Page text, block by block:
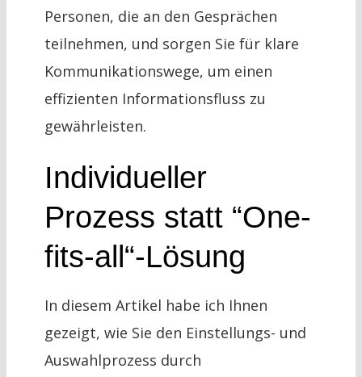
Personen, die an den Gesprächen
teilnehmen, und sorgen Sie für klare
Kommunikationswege, um einen
effizienten Informationsfluss zu
gewährleisten.
Individueller
Prozess statt “One-
fits-all“-Lösung
In diesem Artikel habe ich Ihnen
gezeigt, wie Sie den Einstellungs- und
Auswahlprozess durch